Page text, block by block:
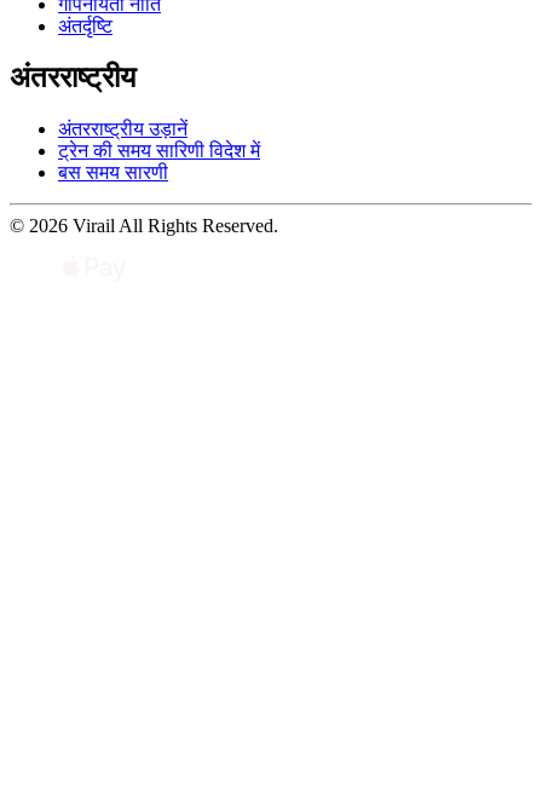
गोपनीयता नीति
अंतर्दृष्टि
अंतरराष्ट्रीय
अंतरराष्ट्रीय उड़ानें
ट्रेन की समय सारिणी विदेश में
बस समय सारणी
© 2026 Virail All Rights Reserved.